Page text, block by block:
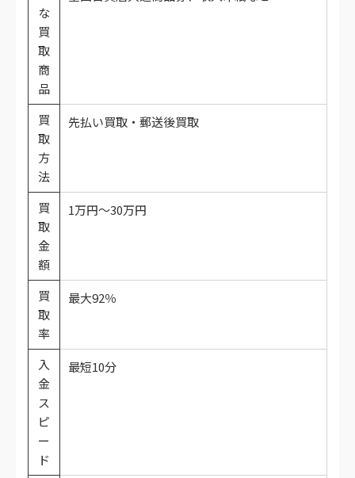
な
買
取
商
品
買
取
方
法
先払い買取・郵送後買取
買
取
金
額
1万円～30万円
買
取
率
最大92％
入
金
ス
ピ
ー
ド
最短10分